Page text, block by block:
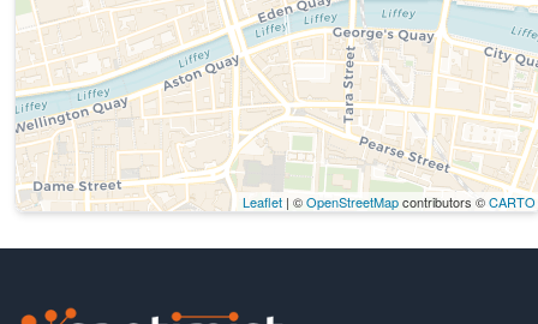
Leaflet | ©OpenStreetMapcontributors ©CARTO